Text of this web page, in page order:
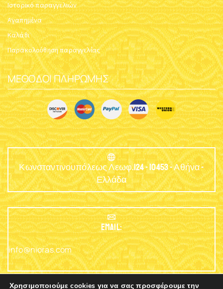
Ιστορικό παραγγελιών
Αγαπημένα
Καλάθι
Παρακολούθηση παραγγελίας
ΜΈΘΟΔΟΙ ΠΛΗΡΩΜΉΣ
Κωνσταντινουπόλεως Λεωφ.124 - 10453 - Αθήνα -
Ελλάδα
EMAIL:
info@nioras.com
Χρησιμοποιούμε cookies για να σας προσφέρουμε την